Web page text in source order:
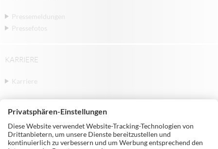
Pressemeldungen
Pressefotos
KARRIERE
Karriere